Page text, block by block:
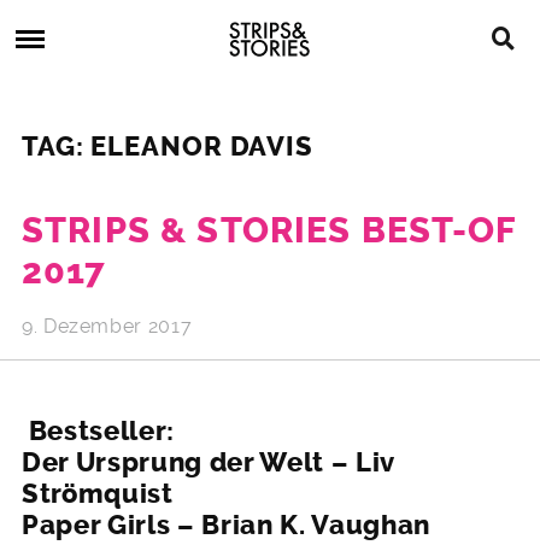
to
Strips
&
Stories
Comics,
TAG: ELEANOR DAVIS
STRIPS & STORIES BEST-OF
2017
9. Dezember 2017
Bestseller:
Der Ursprung der Welt – Liv
Strömquist
Paper Girls – Brian K. Vaughan